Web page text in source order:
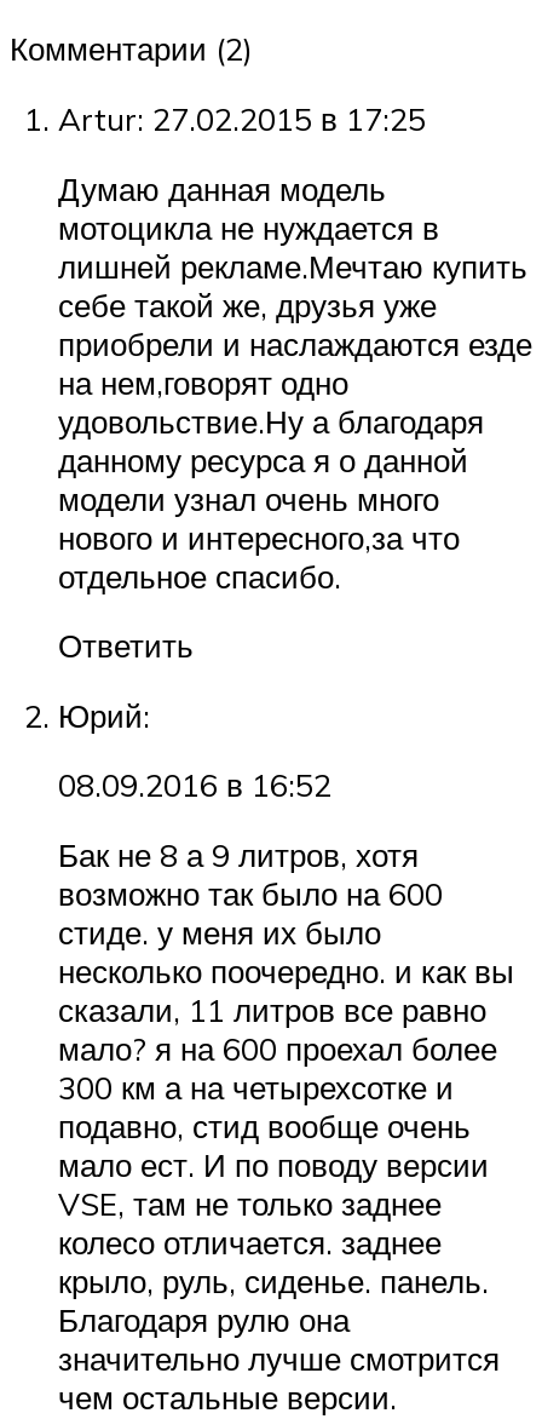
Комментарии (2)
Artur: 27.02.2015 в 17:25
Думаю данная модель
мотоцикла не нуждается в
лишней рекламе.Мечтаю купить
себе такой же, друзья уже
приобрели и наслаждаются езде
на нем,говорят одно
удовольствие.Ну а благодаря
данному ресурса я о данной
модели узнал очень много
нового и интересного,за что
отдельное спасибо.
Ответить
Юрий:
08.09.2016 в 16:52
Бак не 8 а 9 литров, хотя
возможно так было на 600
стиде. у меня их было
несколько поочередно. и как вы
сказали, 11 литров все равно
мало? я на 600 проехал более
300 км а на четырехсотке и
подавно, стид вообще очень
мало ест. И по поводу версии
VSE, там не только заднее
колесо отличается. заднее
крыло, руль, сиденье. панель.
Благодаря рулю она
значительно лучше смотрится
чем остальные версии.